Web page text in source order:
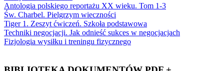
Antologia polskiego reportażu XX wieku. Tom 1-3
Św. Charbel. Pielgrzym wieczności
Tiger 1. Zeszyt ćwiczeń. Szkoła podstawowa
Techniki negocjacji. Jak odnieść sukces w negocjacjach
Fizjologia wysiłku i treningu fizycznego